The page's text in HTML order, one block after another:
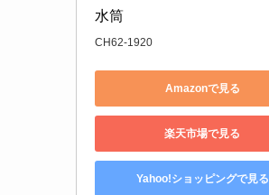
水筒
CH62-1920
Amazonで見る
楽天市場で見る
Yahoo!ショッピングで見る